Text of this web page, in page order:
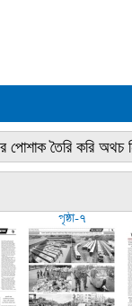
পোশাক তৈরি করি অথচ
পৃষ্ঠা-৭